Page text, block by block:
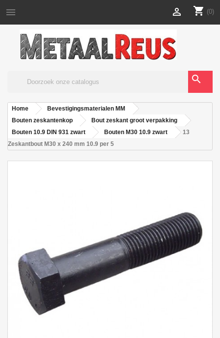
 shopping_cart (0)

search
Home
Bevestigingsmaterialen MM
Bouten zeskantenkop
Bout zeskant groot verpakking
Bouten 10.9 DIN 931 zwart
Bouten M30 10.9 zwart
13
Zeskantbout M30 x 240 mm 10.9 per 5